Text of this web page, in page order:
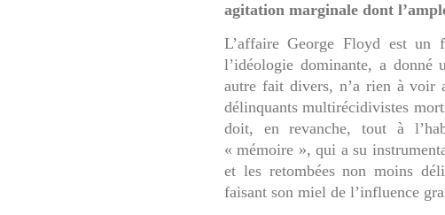
agitation marginale dont
L’affaire George Floyd est un
l’idéologie dominante, a donné
autre fait divers, n’a rien à voir
délinquants multirécidivistes
doit, en revanche, tout à
« mémoire », qui a su
et les retombées non moins
faisant son miel de l’influence